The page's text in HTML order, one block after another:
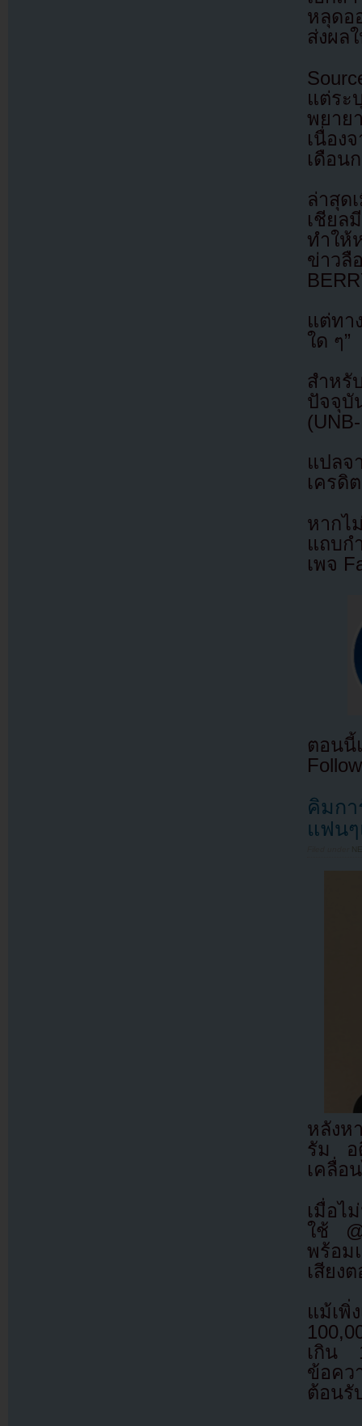
หลุดอ
ส่งผล
แต่ระ
พยา
เนื่อง
เดือน
ล่าสุด
เชีย
ทำให้
ข่าวลื
แต่ทา
ใด ๆ”
สำหรั
ปัจจุบั
แปล
เครดิ
หากไ
แถบก
เพจ
ตอนนี้
คิมกา
แฟน
หลังห
รัม อ
เคลื่อ
เมื่อไ
ใช้
พร้อม
เสียง
แม้เพิ่
เกิน
ข้อคว
ต้อนรั